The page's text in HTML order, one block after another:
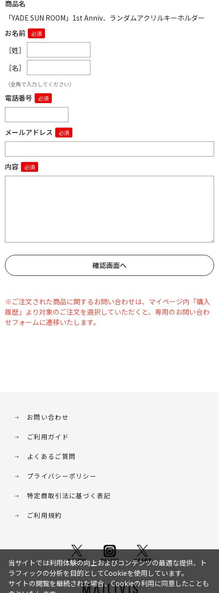
商品名
「YADE SUN ROOM」1st Anniv．ランダムアクリルキーホルダー
お名前
［姓］
［名］
（全角で入力してください）
電話番号
メールアドレス
内容
※ご注文された商品に関するお問い合わせは、マイページ内「購入
履歴」より対象のご注文を選択していただくと、専用のお問い合わ
せフォームに遷移いたします。
お問い合わせ
ご利用ガイド
よくあるご質問
プライバシーポリシー
特定商取引法に基づく表記
ご利用規約
当サイトでは利用体験の向上およびコンテンツの最適な提供、ト
ラフィックの分析を目的としてCookieを使用しています。
サイトの閲覧を継続された場合、Cookieの利用に同意したことも